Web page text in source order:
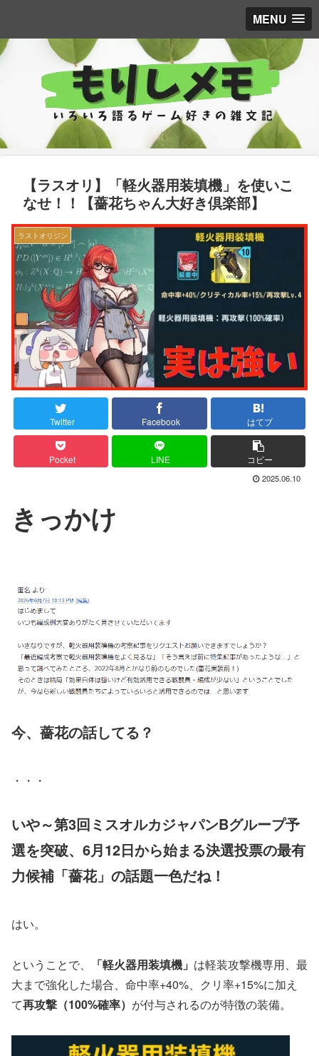
MENU
【ラスオリ】「軽火器用装填機」を使いこ
なせ！！【薔花ちゃん大好き倶楽部】
ラストオリジン
Twitter Facebook はてブ
Pocket LINE コピー
2025.06.10
きっかけ
今、薔花の話してる？
・・・
いや～第3回ミスオルカジャパンBグループ予
選を突破、6月12日から始まる決選投票の最有
力候補「薔花」の話題一色だね！
はい。
ということで、 「軽火器用装填機」 は軽装攻撃機専用、最
大まで強化した場合、命中率+40%、クリ率+15%に加え
て再攻撃（100%確率） が付与されるのが特徴の装備。